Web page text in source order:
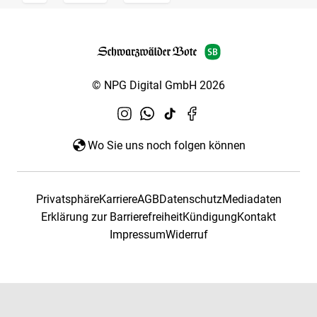
© NPG Digital GmbH 2026
Wo Sie uns noch folgen können
PrivatsphäreKarriereAGBDatenschutzMediadaten
Erklärung zur BarrierefreiheitKündigungKontakt
ImpressumWiderruf